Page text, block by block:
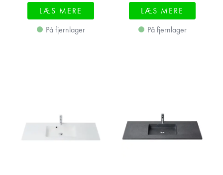
LÆS MERE
På fjernlager
LÆS MERE
På fjernlager